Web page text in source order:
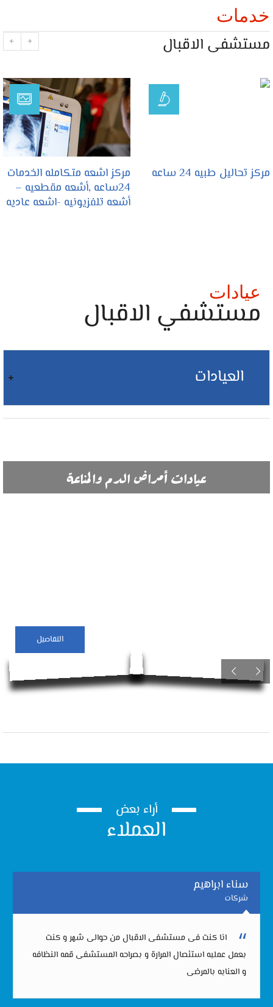
خدمات
مستشفى الاقبال
مركز اشعه متكامله الخدمات
24ساعه ,أشعه مقطعيه –
أشعه تلفزيونيه -اشعه عاديه
مركز تحاليل طبيه 24 ساعه
عيادات
مستشفي الاقبال
العيادات
عيادات أمراض الدم والمناعة
التفاصيل
أراء بعض
العملاء
سناء ابراهيم
شركات
انا كنت فى مستشفى الاقبال من حوالى شهر و كنت
بعمل عمليه استئصال المرارة و بصراحه المستشفى قمه النظافه
و العنايه بالمرضى